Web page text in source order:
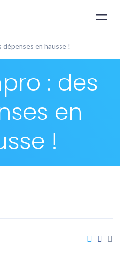
dépenses en hausse !
: des
en
!